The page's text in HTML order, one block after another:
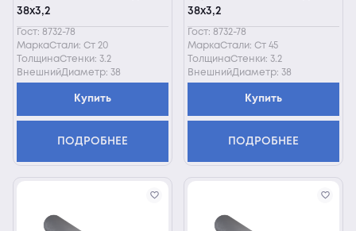
38х3,2
Гост: 8732-78
МаркаСтали: Ст 20
ТолщинаСтенки: 3.2
ВнешнийДиаметр: 38
Купить
ПОДРОБНЕЕ
38х3,2
Гост: 8732-78
МаркаСтали: Ст 45
ТолщинаСтенки: 3.2
ВнешнийДиаметр: 38
Купить
ПОДРОБНЕЕ